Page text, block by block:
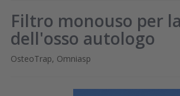
Filtro monouso per
dell'osso autologo
OsteoTrap, Omniasp